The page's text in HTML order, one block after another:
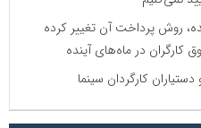
روش پرداخت آن تغییر کرده
در ماه‌های آینده
دستیاران کارگردان سینما